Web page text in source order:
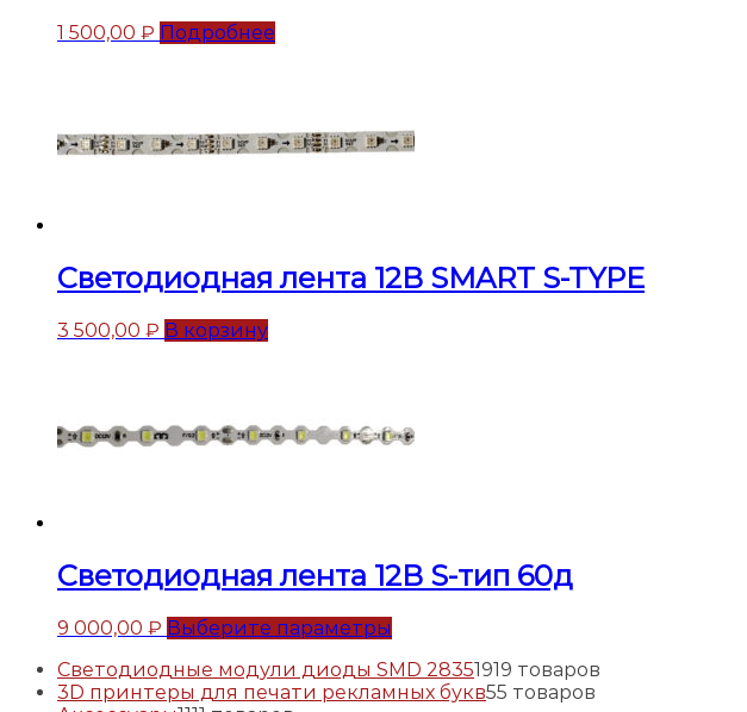
1 500,00 ₽ Подробнее
Светодиодная лента 12В SMART S-TYPE
3 500,00 ₽ В корзину
Светодиодная лента 12В S-тип 60д
9 000,00 ₽ Выберите параметры
Светодиодные модули диоды SMD 28351919 товаров
3D принтеры для печати рекламных букв55 товаров